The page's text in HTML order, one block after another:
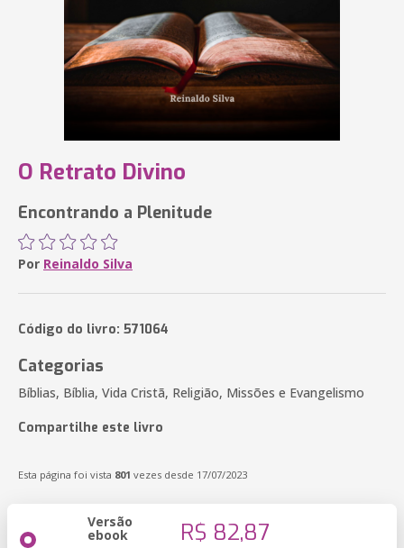
O Retrato Divino
Encontrando a Plenitude
Por Reinaldo Silva
Código do livro: 571064
Categorias
Bíblias, Bíblia, Vida Cristã, Religião, Missões e Evangelismo
Compartilhe este livro
Esta página foi vista 801 vezes desde 17/07/2023
Versão
ebook R$ 82,87